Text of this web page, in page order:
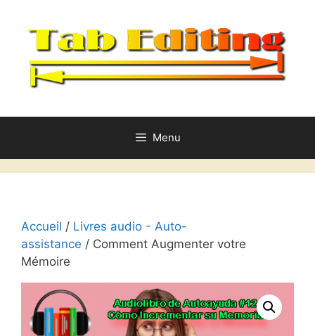
Menu
Accueil / Livres audio - Auto-
assistance / Comment Augmenter votre
Mémoire